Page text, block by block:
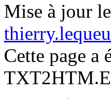
Mise à jour
Cette page a